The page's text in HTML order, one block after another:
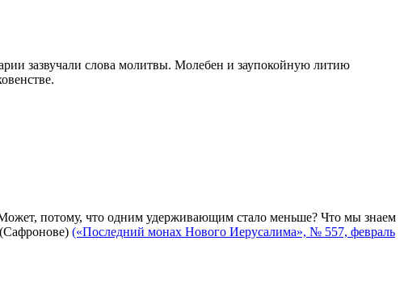
зазвучали слова молитвы. Молебен и заупокойную литию
Может, потому, что одним удерживающим стало меньше? Что мы знаем
(«Последний монах Нового Иерусалима», № 557, февраль